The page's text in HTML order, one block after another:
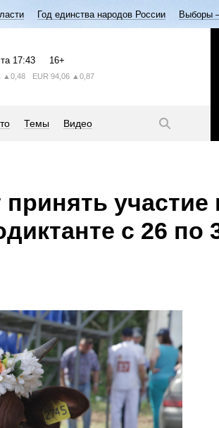
Год единства народов России Выборы
17:43 16+
▲0,48 EUR 94,06 ▲0,87
Темы Видео
участие
с 26 по